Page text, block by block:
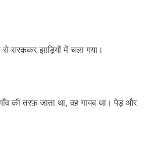
सरककर झाड़ियों में चला गया।
की तरफ़ जाता था, वह गायब था। पेड़ और